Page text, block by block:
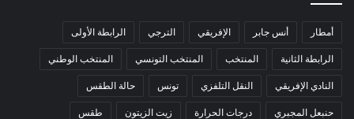
أمطار أنس جابر الإفريقي الترجي الرابطة الأولى
الرابطة الثانية المنتخب المنتخب التونسي المنتخب الوطني
النادي الإفريقي النقل التلفزي تونس حالة الطقس
حنبعل المجبري درجات الحرارة زيت الزيتون طقس